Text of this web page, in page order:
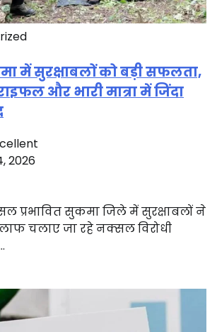
में सुरक्षाबलों को बड़ी सफलता,
और भारी मात्रा में जिंदा
2026
प्रभावित सुकमा जिले में सुरक्षाबलों ने
चलाए जा रहे नक्सल विरोधी